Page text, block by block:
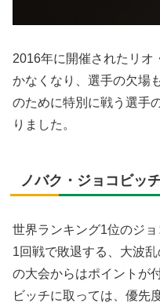
2016年に開催されたリオ
かなくなり、選手の欠場
のために特別に戦う選手
りました。
ノバク・ジョコビ
世界ランキング1位のジ
1回戦で敗退する、大波
の大会からはポイントが
ビッチに取っては、優先